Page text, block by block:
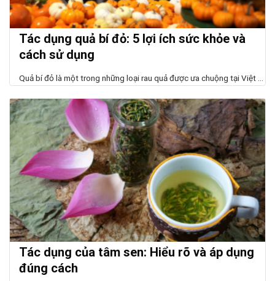
Tác dụng quả bí đỏ: 5 lợi ích sức khỏe và
cách sử dụng
Quả bí đỏ là một trong những loại rau quả được ưa chuộng tại Việt ...
Tác dụng của tâm sen: Hiểu rõ và áp dụng
đúng cách